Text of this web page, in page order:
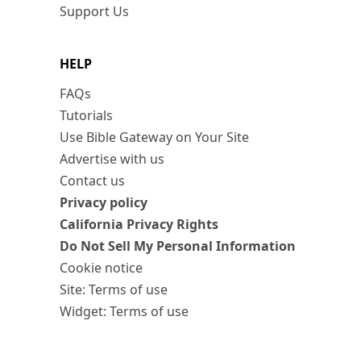
Support Us
HELP
FAQs
Tutorials
Use Bible Gateway on Your Site
Advertise with us
Contact us
Privacy policy
California Privacy Rights
Do Not Sell My Personal Information
Cookie notice
Site: Terms of use
Widget: Terms of use